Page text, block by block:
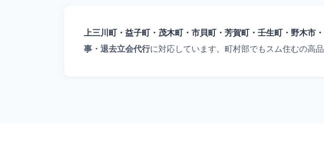
上三川町・益子町・茂木町・市貝町・芳賀町・壬生町・野木市
事・退去立会代行に対応しています。町村部でもスム住むの高